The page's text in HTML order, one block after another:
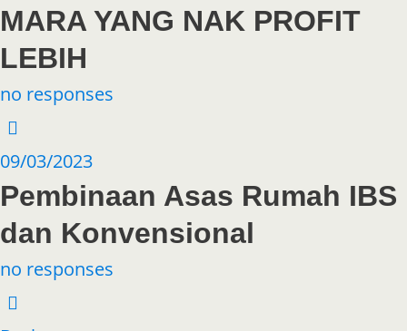
MARA YANG NAK PROFIT
LEBIH
no responses
09/03/2023
Pembinaan Asas Rumah IBS
dan Konvensional
no responses